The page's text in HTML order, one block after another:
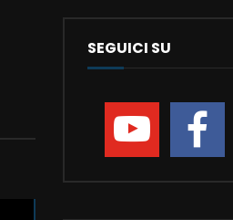
SEGUICI SU